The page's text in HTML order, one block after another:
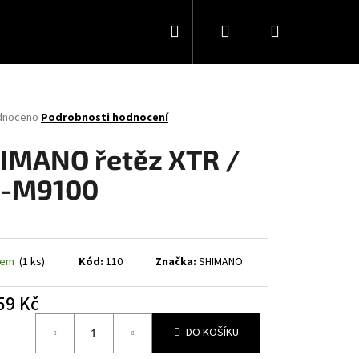
HledatPřihlášeníNákupní
Podrobnosti hodnocení
řetěz XTR /
M9100
(1 ks) Kód: 110 Značka:SHIMANO
Kč
DO KOŠÍKU